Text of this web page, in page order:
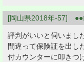
[岡山県2018年-57]
評判がいいと伺いまし
間違って保険証を出し
付カウンターに叩きつ